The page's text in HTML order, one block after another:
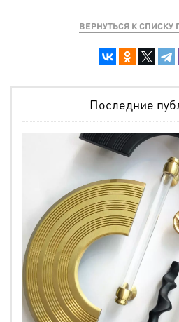
ВЕРНУТЬСЯ К СПИСКУ
Последние